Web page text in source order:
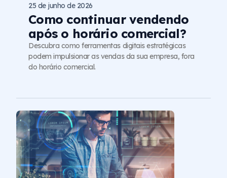
Como continuar vendendo
após o horário comercial?
25 de junho de 2026
Descubra como ferramentas digitais estratégicas
podem impulsionar as vendas da sua empresa, fora
do horário comercial.